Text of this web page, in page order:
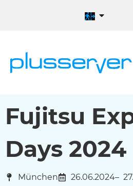
Fujitsu
Days 2024
München 26.06.2024–